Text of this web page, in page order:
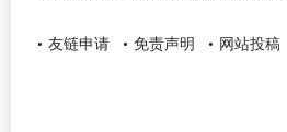
友链申请 免责声明 网站投稿